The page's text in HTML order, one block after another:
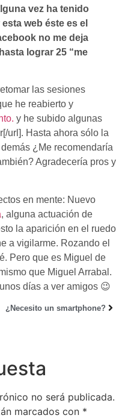
vez ha tenido
web éste es el
no me deja
lograr 25 “me
las sesiones
he reabierto y
y he subido algunas
url]. Hasta ahora sólo la
¿Me recomendaría
Agradecería pros y
en mente: Nuevo
, alguna actuación de
la aparición en el ruedo
a vigilarme. Rozando el
Pero que es Miguel de
que Miguel Arrabal.
días a ver amigos 😉
¿Necesito un smartphone?
no será publicada.
marcados con *